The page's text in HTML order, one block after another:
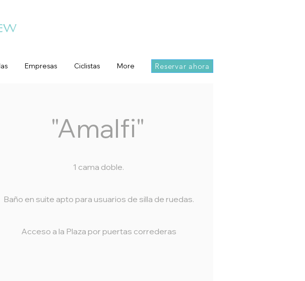
Empresas Ciclistas More Reservar ahora
"Amalfi"
1 cama doble.
Baño en suite apto para usuarios de silla de ruedas.
Acceso a la Plaza por puertas correderas